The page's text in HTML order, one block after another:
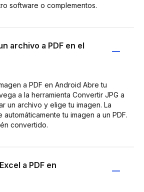
software o complementos.
archivo a PDF en el
a PDF en Android Abre tu
a la herramienta Convertir JPG a
un archivo y elige tu imagen. La
tu imagen a un PDF.
convertido.
a PDF en